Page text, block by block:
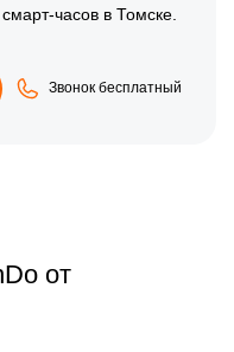
часов в Томске.
Звонок бесплатный
от